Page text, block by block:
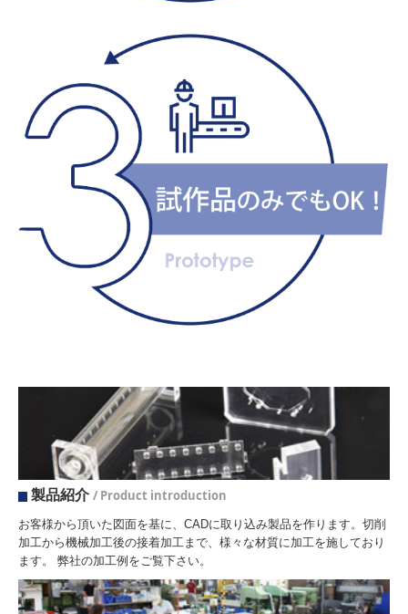
製品紹介 / Product introduction
お客様から頂いた図面を基に、CADに取り込み製品を作ります。切削
加工から機械加工後の接着加工まで、様々な材質に加工を施しており
ます。 弊社の加工例をご覧下さい。